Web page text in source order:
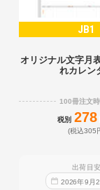
JB1
オリジナル文字月
れカレン
100冊注文
税別 278
(税込305
出荷目安
2026年9 月